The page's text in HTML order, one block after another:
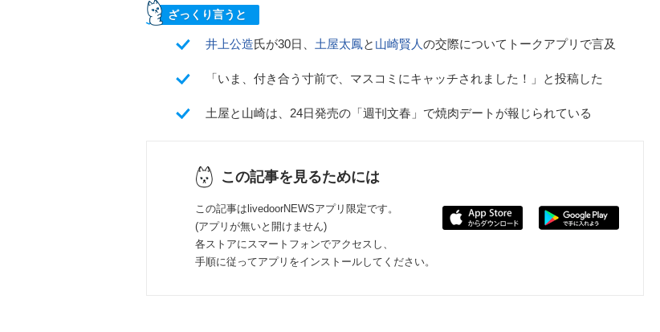
ざっくり言うと
井上公造氏が30日、 土屋太鳳と 山崎賢人の交際についてトークアプリで言及
「いま、付き合う寸前で、マスコミにキャッチされました！」と投稿した
土屋と山崎は、24日発売の「週刊文春」で焼肉デートが報じられている
この記事を見るためには
この記事はlivedoorNEWSアプリ限定です。
(アプリが無いと開けません)
各ストアにスマートフォンでアクセスし、
手順に従ってアプリをインストールしてください。